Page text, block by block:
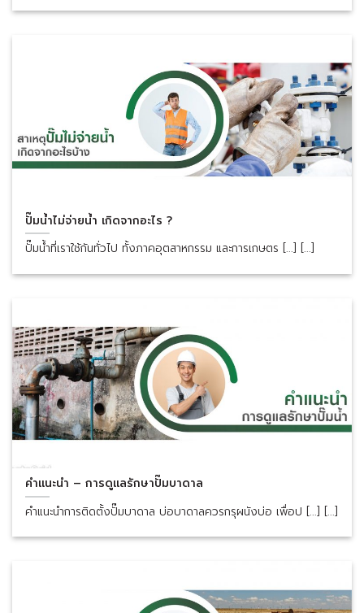
ปั๊มน้ำไม่จ่ายน้ำ เกิดจากอะไร ?
ปั๊มน้ำที่เราใช้กันทั่วไป ทั้งภาคอุตสาหกรรม และการเกษตร [...] [...]
คำแนะนำ – การดูแลรักษาปั๊มบาดาล
คำแนะนำการติดตั้งปั๊มบาดาล บ่อบาดาลควรกรุผนังบ่อ เพื่อป [...] [...]